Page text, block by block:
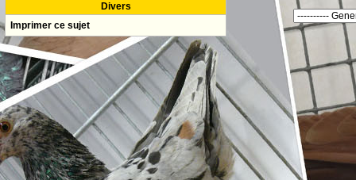
Divers
Imprimer ce sujet